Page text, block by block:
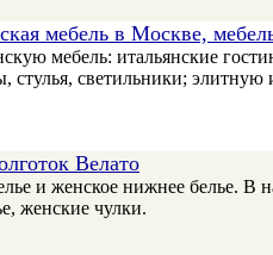
мебель в Москве,
мебель: итальянские
стулья, светильники;
Велато
и женское нижнее белье. В
женские чулки.